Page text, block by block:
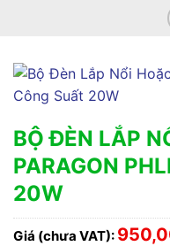
BỘ ĐÈN LẮP
PARAGON
20W
Giá (chưa VAT):